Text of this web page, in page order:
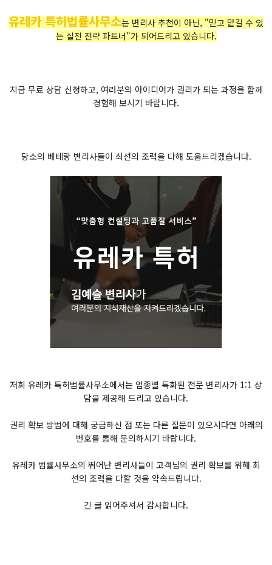
유레카 특허법률사무소는 변리사 추천이 아닌, "믿고 맡길 수 있
는 실전 전략 파트너"가 되어드리고 있습니다.
지금 무료 상담 신청하고, 여러분의 아이디어가 권리가 되는 과정을 함께
경험해 보시기 바랍니다.
당소의 베테랑 변리사들이 최선의 조력을 다해 도움드리겠습니다.
저희 유레카 특허법률사무소에서는 업종별 특화된 전문 변리사가 1:1 상
담을 제공해 드리고 있습니다.
권리 확보 방법에 대해 궁금하신 점 또는 다른 질문이 있으시다면 아래의
번호를 통해 문의하시기 바랍니다.
유레카 법률사무소의 뛰어난 변리사들이 고객님의 권리 확보를 위해 최
선의 조력을 다할 것을 약속드립니다.
긴 글 읽어주셔서 감사합니다.